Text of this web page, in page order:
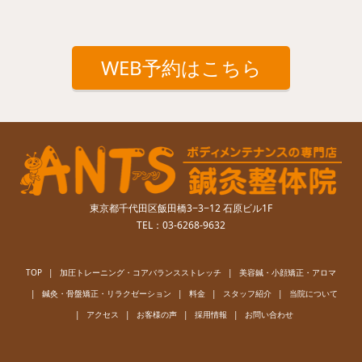
WEB予約はこちら
東京都千代田区飯田橋3−3−12 石原ビル1F
TEL：03-6268-9632
TOP 加圧トレーニング・コアバランスストレッチ
美容鍼・小顔矯正・アロマ
鍼灸・骨盤矯正・リラクゼーション
料金 スタッフ紹介
当院について
アクセス
お客様の声 採用情報 お問い合わせ